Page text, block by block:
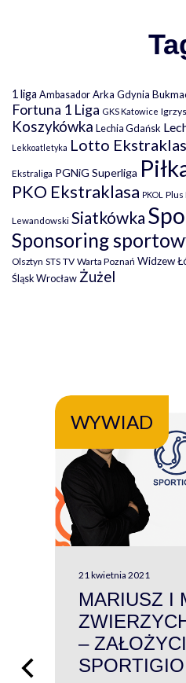
1 liga Ambasador Arka Gdynia
Fortuna 1 Liga GKS Katowice
Koszykówka Lechia Gdańsk
Lekkoatletyka Lotto
Ekstraliga PGNiG Superliga
PKO Ekstraklasa PKOL Plus
Lewandowski Siatkówka
Sponsoring
Olsztyn STS TV Warta Poznań Widzew
Śląsk Wrocław Żużel
WYWIAD
21 kwietnia 2021
MARIUSZ I
–
SPORTIGIO